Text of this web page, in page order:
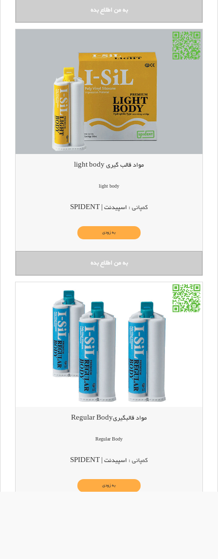
مواد قالب گیری light body
light body
کمپانی : اسپیدنت | SPIDENT
به زودی
مواد قالبگیریRegular Body
Regular Body
کمپانی : اسپیدنت | SPIDENT
به زودی
سبد خرید شما بروزرسانی شد